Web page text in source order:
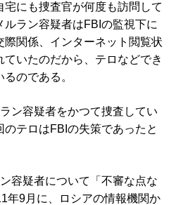
宅にも捜査官が何度も訪問して
ルラン容疑者はFBIの監視下に
関係、インターネット閲覧状
いたのだから、テロなどでき
のである。
ン容疑者をかつて捜査してい
テロはFBIの失策であったと
容疑者について「不審な点な
年9月に、ロシアの情報機関か